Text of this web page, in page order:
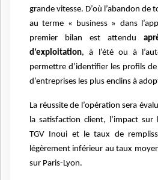
grande vitesse. D’où l’abandon de
au terme « business » dans
premier bilan est attendu
d’exploitation, à l’été ou à
permettre d’identifier les profils
d’entreprises les plus enclins à
La réussite de l’opération sera
la satisfaction client, l’impact sur
TGV Inoui et le taux de
légèrement inférieur au taux
sur Paris-Lyon.